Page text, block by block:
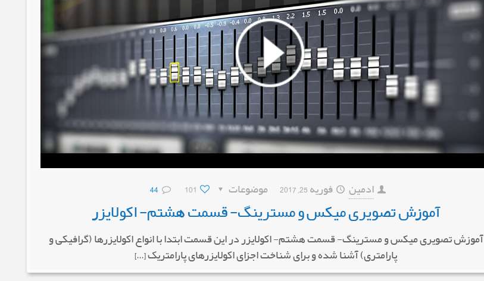
ادمین فوریه 25, 2017 موضوعات 101
44
آموزش تصویری میکس و مسترینگ- قسمت هشتم- اکولایزر
آموزش تصویری میکس و مسترینگ- قسمت هشتم- اکولایزر در این قسمت ابتدا با انواع اکولایزرها (گرافیکی و
پارامتری) آشنا شده و برای شناخت اجزای اکولایزرهای پارامتریک […]